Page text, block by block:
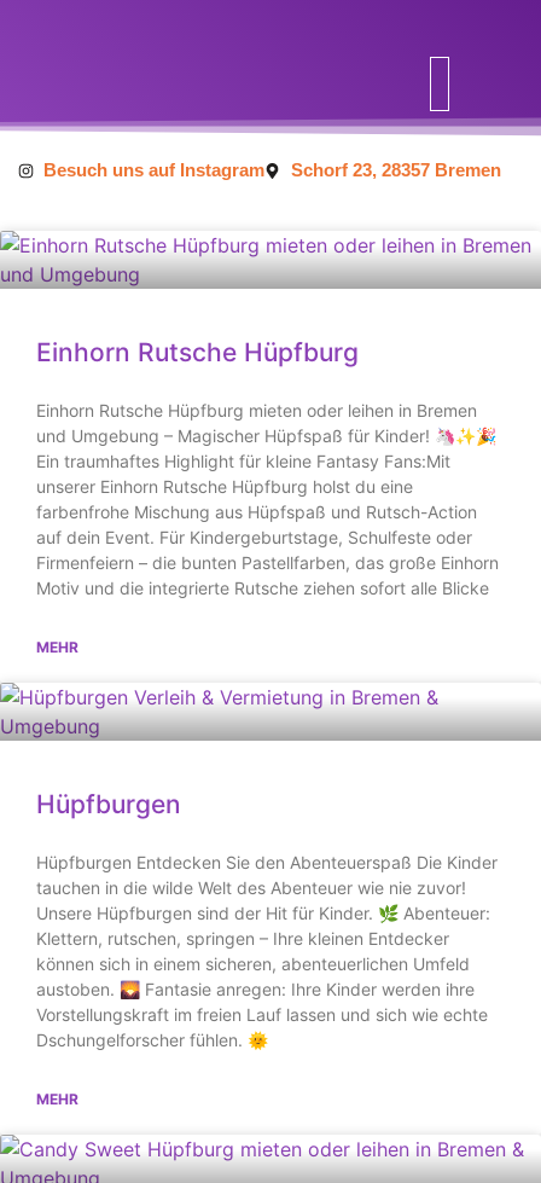
Besuch uns auf Instagram Schorf 23, 28357 Bremen
Einhorn Rutsche Hüpfburg
Einhorn Rutsche Hüpfburg mieten oder leihen in Bremen
und Umgebung – Magischer Hüpfspaß für Kinder! 🦄✨🎉
Ein traumhaftes Highlight für kleine Fantasy Fans:Mit
unserer Einhorn Rutsche Hüpfburg holst du eine
farbenfrohe Mischung aus Hüpfspaß und Rutsch-Action
auf dein Event. Für Kindergeburtstage, Schulfeste oder
Firmenfeiern – die bunten Pastellfarben, das große Einhorn
Motiv und die integrierte Rutsche ziehen sofort alle Blicke
MEHR
Hüpfburgen
Hüpfburgen Entdecken Sie den Abenteuerspaß Die Kinder
tauchen in die wilde Welt des Abenteuer wie nie zuvor!
Unsere Hüpfburgen sind der Hit für Kinder. 🌿 Abenteuer:
Klettern, rutschen, springen – Ihre kleinen Entdecker
können sich in einem sicheren, abenteuerlichen Umfeld
austoben. 🌄 Fantasie anregen: Ihre Kinder werden ihre
Vorstellungskraft im freien Lauf lassen und sich wie echte
Dschungelforscher fühlen. 🌞
MEHR